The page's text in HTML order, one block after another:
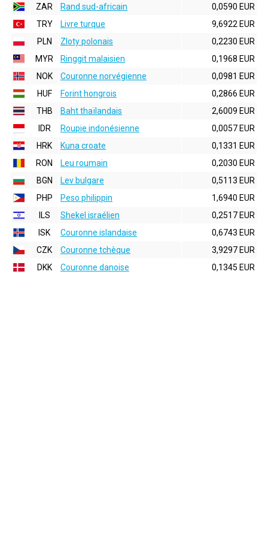
ZAR
Rand sud-africain
0,0590 EUR
TRY
Livre turque
9,6922 EUR
PLN
Zloty polonais
0,2230 EUR
MYR
Ringgit malaisien
0,1968 EUR
NOK
Couronne norvégienne
0,0981 EUR
HUF
Forint hongrois
0,2866 EUR
THB
Baht thaïlandais
2,6009 EUR
IDR
Roupie indonésienne
0,0057 EUR
HRK
Kuna croate
0,1331 EUR
RON
Leu roumain
0,2030 EUR
BGN
Lev bulgare
0,5113 EUR
PHP
Peso philippin
1,6940 EUR
ILS
Shekel israélien
0,2517 EUR
ISK
Couronne islandaise
0,6743 EUR
CZK
Couronne tchèque
3,9297 EUR
DKK
Couronne danoise 0,1345 EUR